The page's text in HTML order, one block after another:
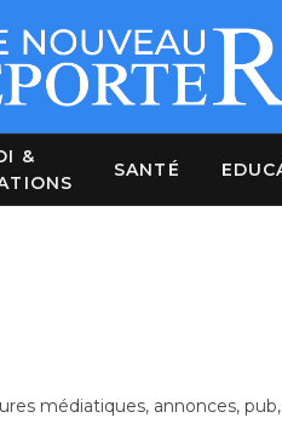
&
SANTÉ
médiatiques, annonces,